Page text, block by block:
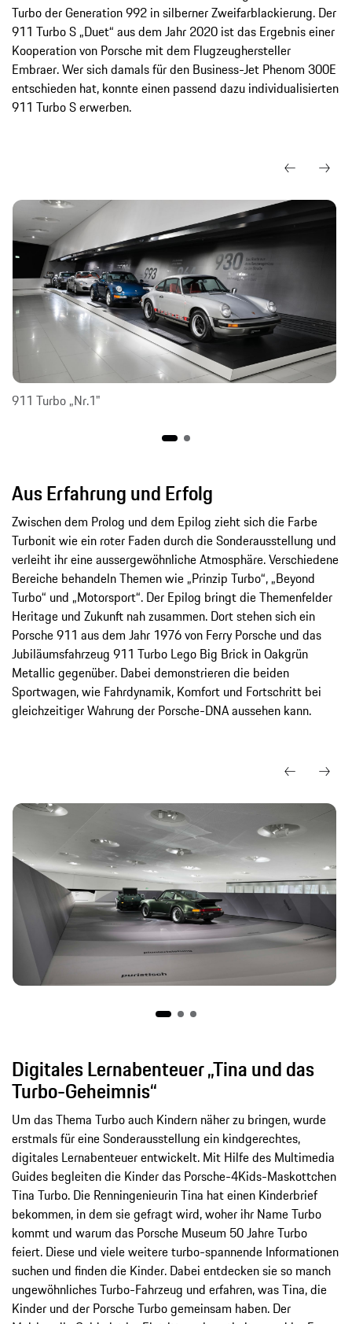
Turbo der Generation 992 in silberner Zweifarblackierung. Der
911 Turbo S „Duet“ aus dem Jahr 2020 ist das Ergebnis einer
Kooperation von Porsche mit dem Flugzeughersteller
Embraer. Wer sich damals für den Business-Jet Phenom 300E
entschieden hat, konnte einen passend dazu individualisierten
911 Turbo S erwerben.
911 Turbo „Nr.1"
Aus Erfahrung und Erfolg
Zwischen dem Prolog und dem Epilog zieht sich die Farbe
Turbonit wie ein roter Faden durch die Sonderausstellung und
verleiht ihr eine aussergewöhnliche Atmosphäre. Verschiedene
Bereiche behandeln Themen wie „Prinzip Turbo“, „Beyond
Turbo“ und „Motorsport“. Der Epilog bringt die Themenfelder
Heritage und Zukunft nah zusammen. Dort stehen sich ein
Porsche 911 aus dem Jahr 1976 von Ferry Porsche und das
Jubiläumsfahrzeug 911 Turbo Lego Big Brick in Oakgrün
Metallic gegenüber. Dabei demonstrieren die beiden
Sportwagen, wie Fahrdynamik, Komfort und Fortschritt bei
gleichzeitiger Wahrung der Porsche-DNA aussehen kann.
Digitales Lernabenteuer „Tina und das
Turbo-Geheimnis“
Um das Thema Turbo auch Kindern näher zu bringen, wurde
erstmals für eine Sonderausstellung ein kindgerechtes,
digitales Lernabenteuer entwickelt. Mit Hilfe des Multimedia
Guides begleiten die Kinder das Porsche-4Kids-Maskottchen
Tina Turbo. Die Renningenieurin Tina hat einen Kinderbrief
bekommen, in dem sie gefragt wird, woher ihr Name Turbo
kommt und warum das Porsche Museum 50 Jahre Turbo
feiert. Diese und viele weitere turbo-spannende Informationen
suchen und finden die Kinder. Dabei entdecken sie so manch
ungewöhnliches Turbo-Fahrzeug und erfahren, was Tina, die
Kinder und der Porsche Turbo gemeinsam haben. Der